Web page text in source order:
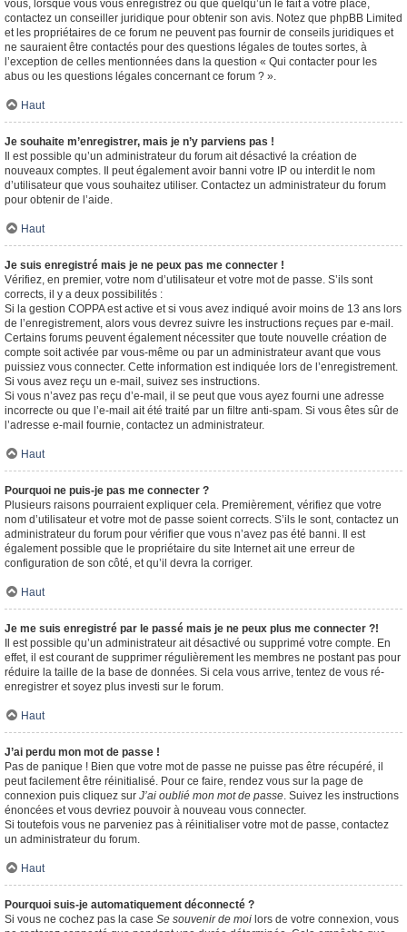
vous, lorsque vous vous enregistrez ou que quelqu’un le fait à votre place,
contactez un conseiller juridique pour obtenir son avis. Notez que phpBB Limited
et les propriétaires de ce forum ne peuvent pas fournir de conseils juridiques et
ne sauraient être contactés pour des questions légales de toutes sortes, à
l’exception de celles mentionnées dans la question « Qui contacter pour les
abus ou les questions légales concernant ce forum ? ».
Haut
Je souhaite m’enregistrer, mais je n’y parviens pas !
Il est possible qu’un administrateur du forum ait désactivé la création de
nouveaux comptes. Il peut également avoir banni votre IP ou interdit le nom
d’utilisateur que vous souhaitez utiliser. Contactez un administrateur du forum
pour obtenir de l’aide.
Haut
Je suis enregistré mais je ne peux pas me connecter !
Vérifiez, en premier, votre nom d’utilisateur et votre mot de passe. S’ils sont
corrects, il y a deux possibilités :
Si la gestion COPPA est active et si vous avez indiqué avoir moins de 13 ans lors
de l’enregistrement, alors vous devrez suivre les instructions reçues par e-mail.
Certains forums peuvent également nécessiter que toute nouvelle création de
compte soit activée par vous-même ou par un administrateur avant que vous
puissiez vous connecter. Cette information est indiquée lors de l’enregistrement.
Si vous avez reçu un e-mail, suivez ses instructions.
Si vous n’avez pas reçu d’e-mail, il se peut que vous ayez fourni une adresse
incorrecte ou que l’e-mail ait été traité par un filtre anti-spam. Si vous êtes sûr de
l’adresse e-mail fournie, contactez un administrateur.
Haut
Pourquoi ne puis-je pas me connecter ?
Plusieurs raisons pourraient expliquer cela. Premièrement, vérifiez que votre
nom d’utilisateur et votre mot de passe soient corrects. S’ils le sont, contactez un
administrateur du forum pour vérifier que vous n’avez pas été banni. Il est
également possible que le propriétaire du site Internet ait une erreur de
configuration de son côté, et qu’il devra la corriger.
Haut
Je me suis enregistré par le passé mais je ne peux plus me connecter ?!
Il est possible qu’un administrateur ait désactivé ou supprimé votre compte. En
effet, il est courant de supprimer régulièrement les membres ne postant pas pour
réduire la taille de la base de données. Si cela vous arrive, tentez de vous ré-
enregistrer et soyez plus investi sur le forum.
Haut
J’ai perdu mon mot de passe !
Pas de panique ! Bien que votre mot de passe ne puisse pas être récupéré, il
peut facilement être réinitialisé. Pour ce faire, rendez vous sur la page de
connexion puis cliquez sur J’ai oublié mon mot de passe. Suivez les instructions
énoncées et vous devriez pouvoir à nouveau vous connecter.
Si toutefois vous ne parveniez pas à réinitialiser votre mot de passe, contactez
un administrateur du forum.
Haut
Pourquoi suis-je automatiquement déconnecté ?
Si vous ne cochez pas la case Se souvenir de moi lors de votre connexion, vous